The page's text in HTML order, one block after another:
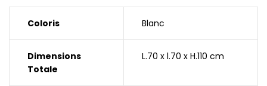
Coloris Blanc
Dimensions
Totale
L.70 x l.70 x H.110 cm